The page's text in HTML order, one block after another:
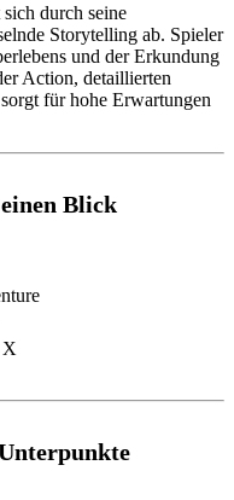
durch seine
Storytelling ab. Spieler
und der Erkundung
Action, detaillierten
für hohe Erwartungen
Blick
X